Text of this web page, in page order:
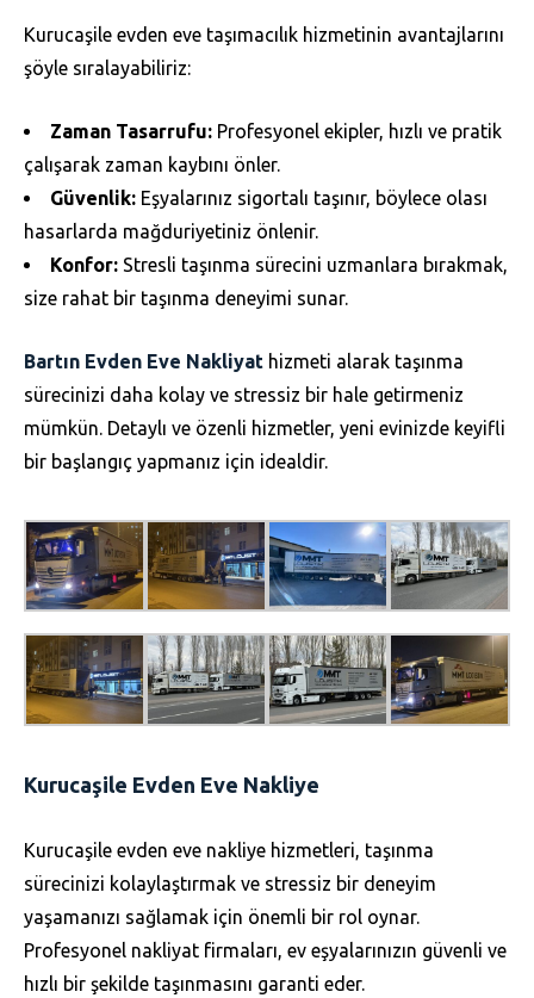
Kurucaşile evden eve taşımacılık hizmetinin avantajlarını
şöyle sıralayabiliriz:
Zaman Tasarrufu: Profesyonel ekipler, hızlı ve pratik
çalışarak zaman kaybını önler.
Güvenlik: Eşyalarınız sigortalı taşınır, böylece olası
hasarlarda mağduriyetiniz önlenir.
Konfor: Stresli taşınma sürecini uzmanlara bırakmak,
size rahat bir taşınma deneyimi sunar.
Bartın Evden Eve Nakliyat hizmeti alarak taşınma
sürecinizi daha kolay ve stressiz bir hale getirmeniz
mümkün. Detaylı ve özenli hizmetler, yeni evinizde keyifli
bir başlangıç yapmanız için idealdir.
Kurucaşile Evden Eve Nakliye
Kurucaşile evden eve nakliye hizmetleri, taşınma
sürecinizi kolaylaştırmak ve stressiz bir deneyim
yaşamanızı sağlamak için önemli bir rol oynar.
Profesyonel nakliyat firmaları, ev eşyalarınızın güvenli ve
hızlı bir şekilde taşınmasını garanti eder.